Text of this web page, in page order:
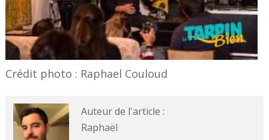
Crédit photo : Raphael Couloud
Auteur de l'article :
Raphaël